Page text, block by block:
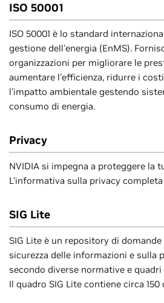
ISO 50001
ISO 50001 è lo standard
gestione dell'energia (EnMS).
organizzazioni per migliorare le
aumentare l'efficienza, ridurre i
l'impatto ambientale gestendo
consumo di energia.
Privacy
NVIDIA si impegna a proteggere la
L'informativa sulla privacy
SIG Lite
SIG Lite è un repository di
sicurezza delle informazioni e sulla
secondo diverse normative e
Il quadro SIG Lite contiene circa 150